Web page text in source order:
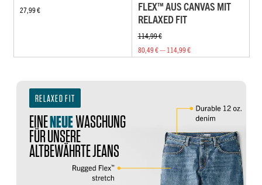
27,99 €
FLEX™ AUS CANVAS MIT
RELAXED FIT
114,99 €
80,49 € — 114,99 €
RELAXED FIT
EINENEUEWASCHUNG
FÜR UNSERE
ALTBEWÄHRTE JEANS